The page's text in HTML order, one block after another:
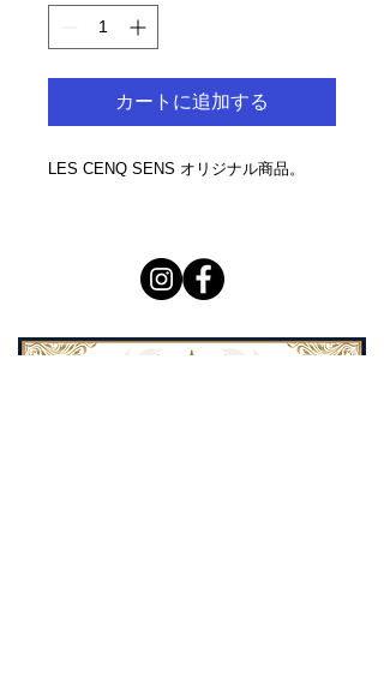
カートに追加する
LES CENQ SENS オリジナル商品。